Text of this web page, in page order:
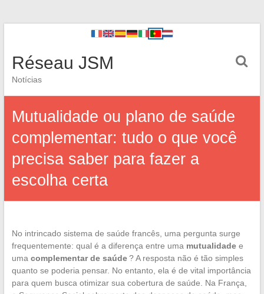
Réseau JSM
Notícias
Mutualidade ou plano de saúde
complementar: tudo o que você
precisa saber para fazer a
escolha certa
No intrincado sistema de saúde francês, uma pergunta surge
frequentemente: qual é a diferença entre uma mutualidadee
uma complementar de saúde? A resposta não é tão simples
quanto se poderia pensar. No entanto, ela é de vital importância
para quem busca otimizar sua cobertura de saúde. Na França,